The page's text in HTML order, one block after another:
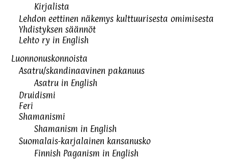
Kirjalista
Lehdon eettinen näkemys kulttuurisesta omimisesta
Yhdistyksen säännöt
Lehto ry in English
Luonnonuskonnoista
Asatru/skandinaavinen pakanuus
Asatru in English
Druidismi
Feri
Shamanismi
Shamanism in English
Suomalais-karjalainen kansanusko
Finnish Paganism in English